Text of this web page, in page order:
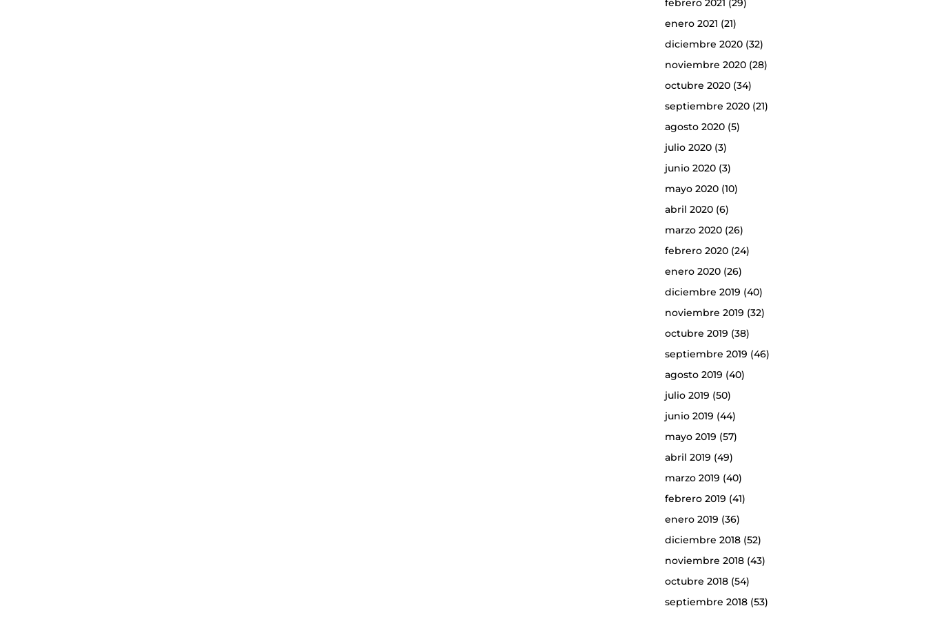
febrero 2021 (29)
enero 2021 (21)
diciembre 2020(32)
noviembre 2020(28)
octubre 2020(34)
septiembre 2020(21)
agosto 2020(5)
julio 2020(3)
junio 2020(3)
mayo 2020(10)
abril 2020(6)
marzo 2020(26)
febrero 2020(24)
enero 2020(26)
diciembre 2019 (40)
noviembre 2019 (32)
octubre 2019 (38)
septiembre 2019 (46)
agosto 2019 (40)
julio 2019 (50)
junio 2019 (44)
mayo 2019 (57)
abril 2019 (49)
marzo 2019 (40)
febrero 2019 (41)
enero 2019 (36)
diciembre 2018(52)
noviembre 2018(43)
octubre 2018(54)
septiembre 2018(53)